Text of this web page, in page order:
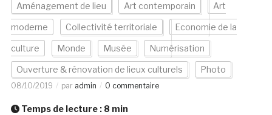
Aménagement de lieu Art contemporain Art
moderne Collectivité territoriale Economie de la
culture Monde Musée Numérisation
Ouverture & rénovation de lieux culturels Photo
08/10/2019 par admin 0 commentaire
Temps de lecture : 8 min